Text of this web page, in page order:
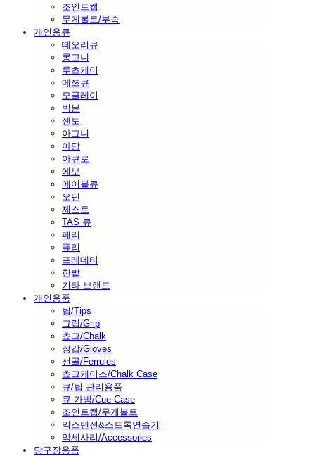
조인트캡
무게볼트/부속
개인용큐
떼오리큐
롱고니
루츠케이
메쯔큐
모글레이
빅본
센토
아그니
아담
아큐로
에보
에이블큐
오딘
제스트
TAS 큐
페리
퓨리
프레데터
한밭
기타 브랜드
개인용품
팁/Tips
그립/Grip
쵸크/Chalk
장갑/Gloves
선골/Ferrules
쵸크케이스/Chalk Case
큐/팁 관리용품
큐 가방/Cue Case
조인트캡/무게볼트
익스텐션&스트록연습기
악세사리/Accessories
당구장용품